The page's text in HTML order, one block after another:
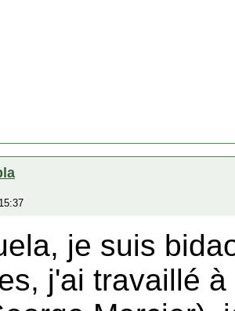
je suis
j'ai travaillé